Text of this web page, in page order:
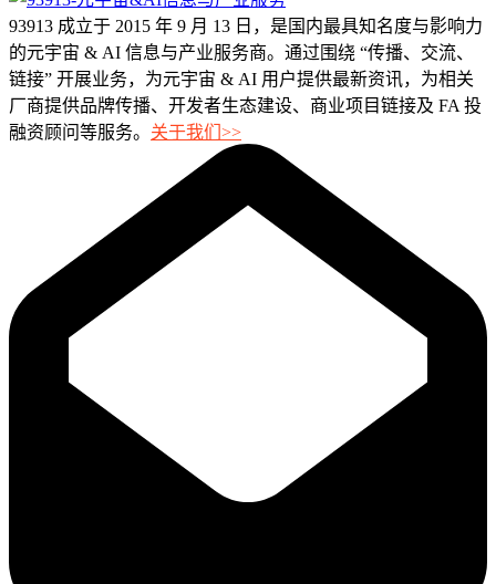
93913 成立于 2015 年 9 月 13 日，是国内最具知名度与影响力
的元宇宙 & AI 信息与产业服务商。通过围绕 “传播、交流、
链接” 开展业务，为元宇宙 & AI 用户提供最新资讯，为相关
厂商提供品牌传播、开发者生态建设、商业项目链接及 FA 投
融资顾问等服务。 关于我们>>